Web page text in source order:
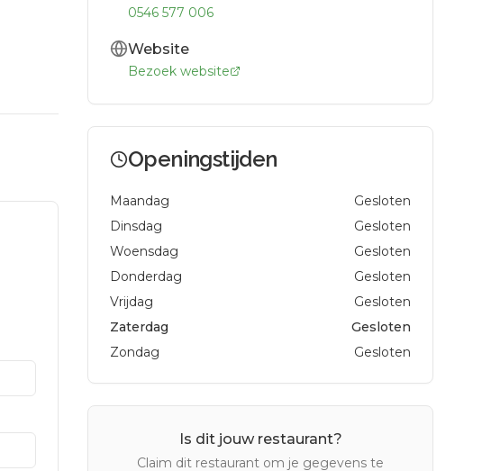
0546 577 006
Website
Bezoek website
Openingstijden
Maandag
Gesloten
Dinsdag
Gesloten
Woensdag
Gesloten
Donderdag
Gesloten
Vrijdag
Gesloten
Zaterdag
Gesloten
Zondag
Gesloten
Is dit jouw restaurant?
Claim dit restaurant om je gegevens te